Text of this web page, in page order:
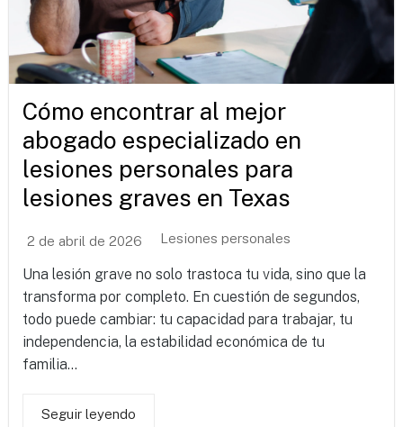
Cómo encontrar al mejor
abogado especializado en
lesiones personales para
lesiones graves en Texas
2 de abril de 2026 Lesiones personales
Una lesión grave no solo trastoca tu vida, sino que la
transforma por completo. En cuestión de segundos,
todo puede cambiar: tu capacidad para trabajar, tu
independencia, la estabilidad económica de tu
familia...
Seguir leyendo